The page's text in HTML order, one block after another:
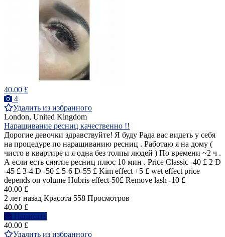
40.00 £
4
Удалить из избранного
London, United Kingdom
Наращивание ресниц качественно !!
Дорогие девочки здравствуйте! Я буду Рада вас видеть у себя
на процедуре по наращиванию ресниц . Работаю я на дому (
чисто в квартире и я одна без толпы людей ) По времени ~2 ч .
А если есть снятие ресниц плюс 10 мин . Price Classic -40 £ 2 D
-45 £ 3-4 D -50 £ 5-6 D-55 £ Kim effect +5 £ wet effect price
depends on volume Hubris effect-50£ Remove lash -10 £
40.00 £
2 лет назад Красота 558 Просмотров
40.00 £
Написать
40.00 £
Удалить из избранного